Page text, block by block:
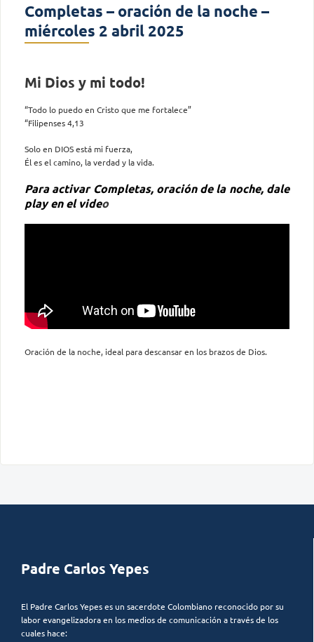
Completas – oración de la noche –
miércoles 2 abril 2025
Mi Dios y mi todo!
“Todo lo puedo en Cristo que me fortalece”
“Filipenses 4,13
Solo en DIOS está mi fuerza,
Él es el camino, la verdad y la vida.
Para activar Completas, oración de la noche, dale
play en el video
Oración de la noche, ideal para descansar en los brazos de Dios.
Padre Carlos Yepes
El Padre Carlos Yepes es un sacerdote Colombiano reconocido por su
labor evangelizadora en los medios de comunicación a través de los
cuales hace: